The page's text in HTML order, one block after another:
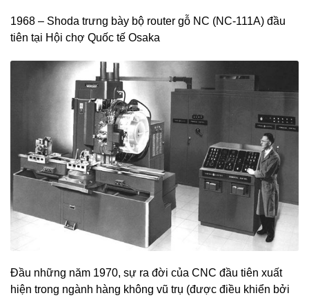
1968 – Shoda trưng bày bộ router gỗ NC (NC-111A) đầu
tiên tại Hội chợ Quốc tế Osaka
Đầu những năm 1970, sự ra đời của CNC đầu tiên xuất
hiện trong ngành hàng không vũ trụ (được điều khiển bởi